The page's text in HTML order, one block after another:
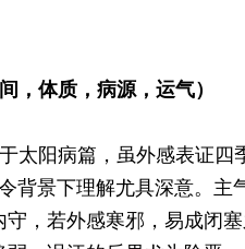
，体质，病源，运气）
太阳病篇，虽外感表证四
背景下理解尤具深意。
守，若外感寒邪，易成闭